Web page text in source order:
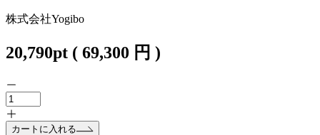
株式会社Yogibo
20,790pt ( 69,300 円 )
カートに入れる